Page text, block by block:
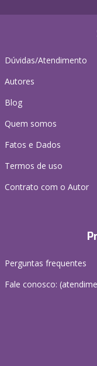
Dúvidas/Atendimento
Autores
Blog
Quem somos
Fatos e Dados
Termos de uso
Contrato com o Autor
Perguntas frequentes
Fale conosco: (